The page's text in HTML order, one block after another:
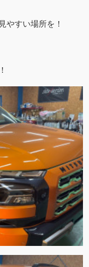
やすい場所を！